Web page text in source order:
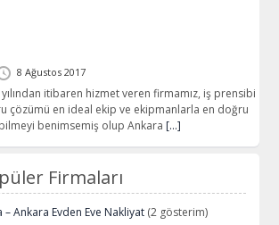
8 Ağustos 2017
itibaren hizmet veren firmamız, iş prensibi
çözümü en ideal ekip ve ekipmanlarla en doğru
benimsemiş olup Ankara […]
Firmaları
Ankara Evden Eve Nakliyat (2 gösterim)